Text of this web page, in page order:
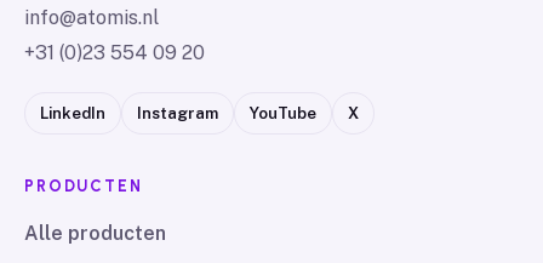
info@atomis.nl
+31 (0)23 554 09 20
LinkedIn Instagram YouTube X
PRODUCTEN
Alle producten